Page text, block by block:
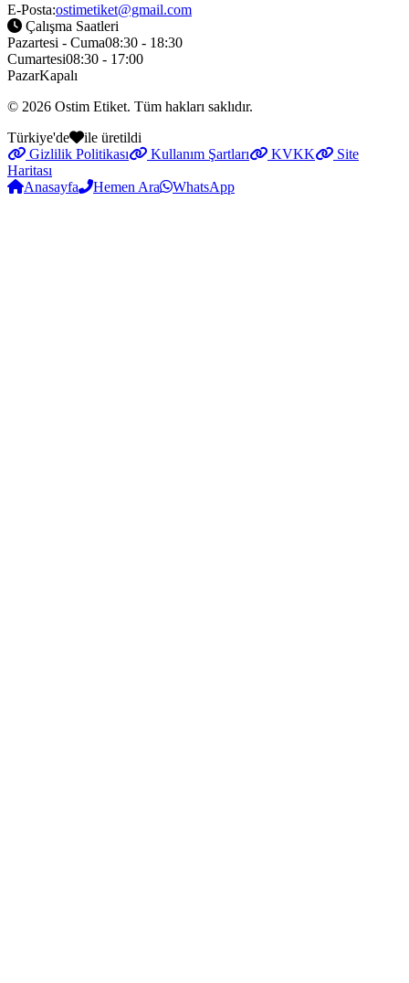
E-Posta:ostimetiket@gmail.com
Çalışma Saatleri
Pazartesi - Cuma08:30 - 18:30
Cumartesi08:30 - 17:00
PazarKapalı
© 2026 Ostim Etiket. Tüm hakları saklıdır.
Türkiye'de
ile üretildi
Gizlilik Politikası
Kullanım Şartları KVKK
Site
Haritası
Anasayfa
Hemen Ara WhatsApp